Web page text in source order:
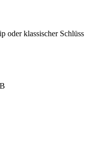
oder klassischer